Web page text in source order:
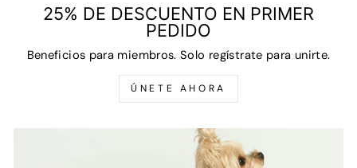
25% DE DESCUENTO EN PRIMER
PEDIDO
Beneficios para miembros. Solo regístrate para unirte.
ÚNETE AHORA